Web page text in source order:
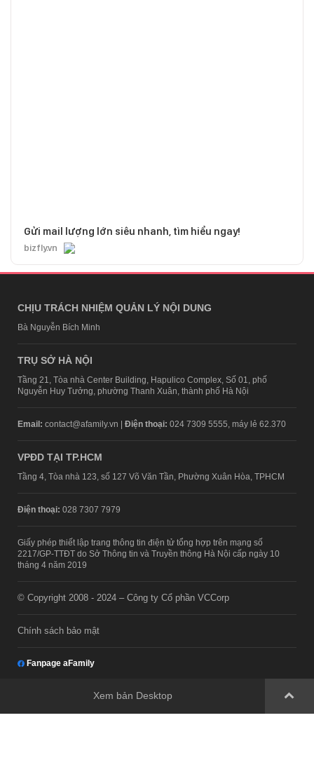
Gửi mail lượng lớn siêu nhanh, tìm hiểu ngay!
bizfly.vn
CHỊU TRÁCH NHIỆM QUẢN LÝ NỘI DUNG
Bà Nguyễn Bích Minh
TRỤ SỞ HÀ NỘI
Tầng 21, Tòa nhà Center Building, Hapulico Complex, Số 01, phố
Nguyễn Huy Tưởng, phường Thanh Xuân, thành phố Hà Nội
Email: contact@afamily.vn | Điện thoại: 024 7309 5555, máy lẻ 62.370
VPĐD TẠI TP.HCM
Tầng 4, Tòa nhà 123, số 127 Võ Văn Tần, Phường Xuân Hòa, TPHCM
Điện thoại: 028 7307 7979
Giấy phép thiết lập trang thông tin điện tử tổng hợp trên mạng số
2217/GP-TTĐT do Sở Thông tin và Truyền thông Hà Nội cấp ngày 10
tháng 4 năm 2019
© Copyright 2008 - 2024 – Công ty Cổ phần VCCorp
Chính sách bảo mật
Fanpage aFamily
Xem bản Desktop